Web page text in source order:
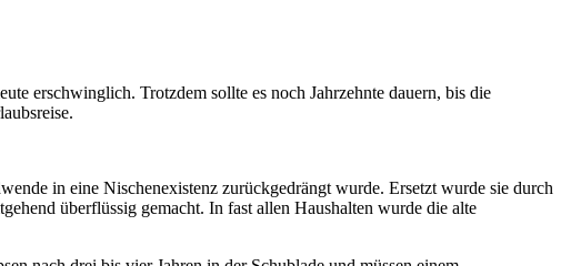
erschwinglich. Trotzdem sollte es noch Jahrzehnte dauern, bis die
in eine Nischenexistenz zurückgedrängt wurde. Ersetzt wurde sie durch
überflüssig gemacht. In fast allen Haushalten wurde die alte